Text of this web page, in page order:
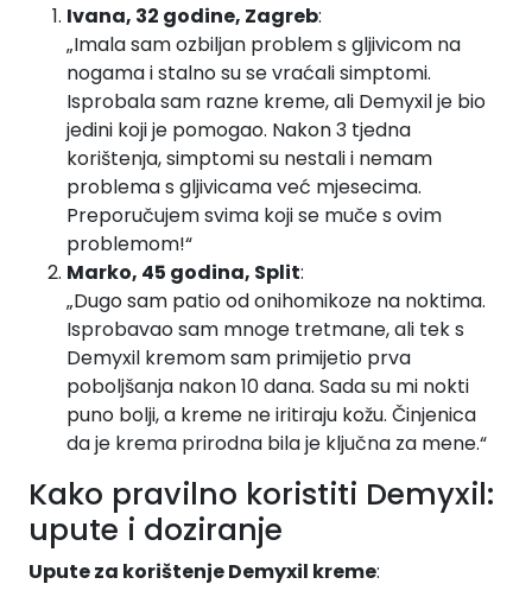
Ivana, 32 godine, Zagreb:
„Imala sam ozbiljan problem s gljivicom na
nogama i stalno su se vraćali simptomi.
Isprobala sam razne kreme, ali Demyxil je bio
jedini koji je pomogao. Nakon 3 tjedna
korištenja, simptomi su nestali i nemam
problema s gljivicama već mjesecima.
Preporučujem svima koji se muče s ovim
problemom!“
Marko, 45 godina, Split:
„Dugo sam patio od onihomikoze na noktima.
Isprobavao sam mnoge tretmane, ali tek s
Demyxil kremom sam primijetio prva
poboljšanja nakon 10 dana. Sada su mi nokti
puno bolji, a kreme ne iritiraju kožu. Činjenica
da je krema prirodna bila je ključna za mene.“
Kako pravilno koristiti Demyxil:
upute i doziranje
Upute za korištenje Demyxil kreme: